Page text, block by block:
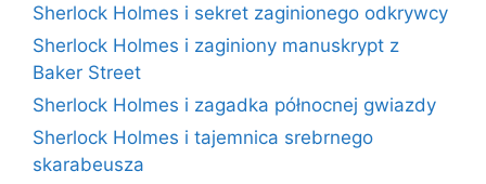
Sherlock Holmes i sekret zaginionego odkrywcy
Sherlock Holmes i zaginiony manuskrypt z
Baker Street
Sherlock Holmes i zagadka północnej gwiazdy
Sherlock Holmes i tajemnica srebrnego
skarabeusza